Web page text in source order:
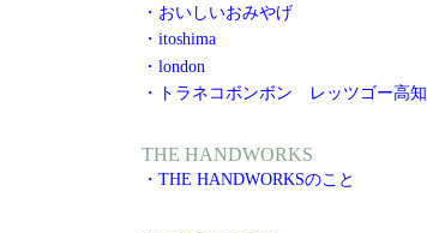
・おいしいおみやげ
・itoshima
・london
・トラネコボンボン レッツゴー高知
THE HANDWORKS
・THE HANDWORKSのこと